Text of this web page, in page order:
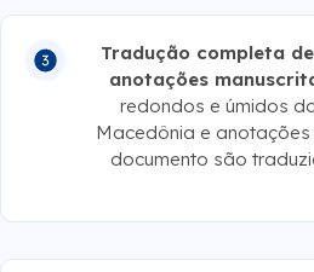
anotações
redondos e úmidos
Macedônia e anotações
documento são